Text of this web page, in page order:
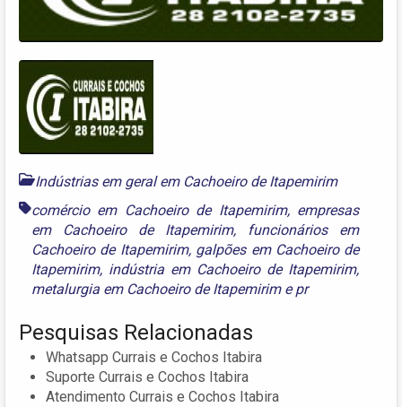
Indústrias em geral em Cachoeiro de Itapemirim
comércio em Cachoeiro de Itapemirim, empresas
em Cachoeiro de Itapemirim, funcionários em
Cachoeiro de Itapemirim, galpões em Cachoeiro de
Itapemirim, indústria em Cachoeiro de Itapemirim,
metalurgia em Cachoeiro de Itapemirimepr
Pesquisas Relacionadas
Whatsapp Currais e Cochos Itabira
Suporte Currais e Cochos Itabira
Atendimento Currais e Cochos Itabira